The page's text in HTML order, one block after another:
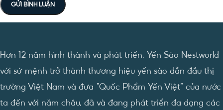
Hơn 12 năm hình thành và phát triển, Yến Sào Nestworld
với sứ mệnh trở thành thương hiệu yến sào dẫn đầu thị
trường Việt Nam và đưa “Quốc Phẩm Yến Việt” của nước
ta đến với năm châu, đã và đang phát triển đa dạng các